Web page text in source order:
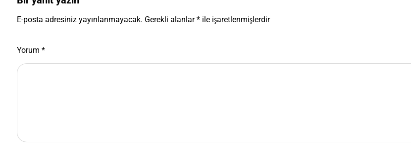
E-posta adresiniz yayınlanmayacak. Gerekli alanlar*ile işaretlenmişlerdir
Yorum *